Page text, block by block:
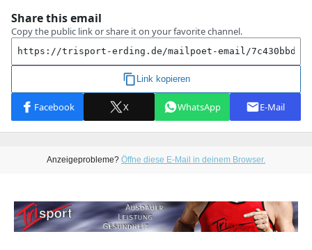
Anzeigeprobleme? Öffne diese E-Mail in deinem Browser.